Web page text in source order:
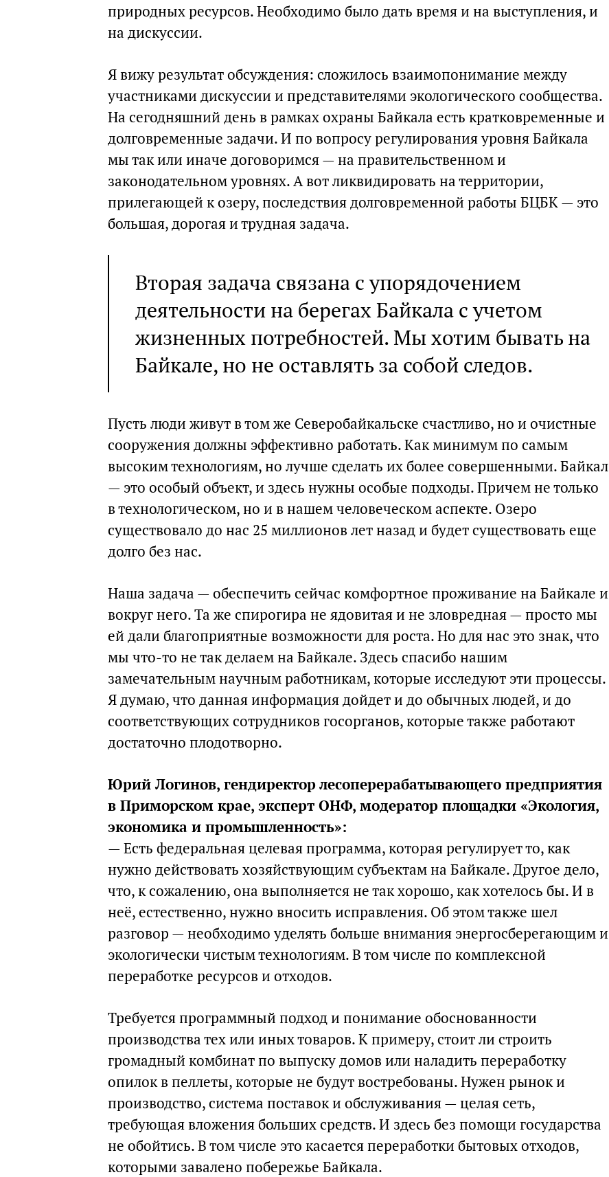
природных ресурсов. Необходимо было дать время и на выступления, и
на дискуссии.
Я вижу результат обсуждения: сложилось взаимопонимание между
участниками дискуссии и представителями экологического сообщества.
На сегодняшний день в рамках охраны Байкала есть кратковременные и
долговременные задачи. И по вопросу регулирования уровня Байкала
мы так или иначе договоримся — на правительственном и
законодательном уровнях. А вот ликвидировать на территории,
прилегающей к озеру, последствия долговременной работы БЦБК — это
большая, дорогая и трудная задача.
Вторая задача связана с упорядочением
деятельности на берегах Байкала с учетом
жизненных потребностей. Мы хотим бывать на
Байкале, но не оставлять за собой следов.
Пусть люди живут в том же Северобайкальске счастливо, но и очистные
сооружения должны эффективно работать. Как минимум по самым
высоким технологиям, но лучше сделать их более совершенными. Байкал
— это особый объект, и здесь нужны особые подходы. Причем не только
в технологическом, но и в нашем человеческом аспекте. Озеро
существовало до нас 25 миллионов лет назад и будет существовать еще
долго без нас.
Наша задача — обеспечить сейчас комфортное проживание на Байкале и
вокруг него. Та же спирогира не ядовитая и не зловредная — просто мы
ей дали благоприятные возможности для роста. Но для нас это знак, что
мы что-то не так делаем на Байкале. Здесь спасибо нашим
замечательным научным работникам, которые исследуют эти процессы.
Я думаю, что данная информация дойдет и до обычных людей, и до
соответствующих сотрудников госорганов, которые также работают
достаточно плодотворно.
Юрий Логинов, гендиректор лесоперерабатывающего предприятия
в Приморском крае, эксперт ОНФ, модератор площадки «Экология,
экономика и промышленность»:
— Есть федеральная целевая программа, которая регулирует то, как
нужно действовать хозяйствующим субъектам на Байкале. Другое дело,
что, к сожалению, она выполняется не так хорошо, как хотелось бы. И в
неё, естественно, нужно вносить исправления. Об этом также шел
разговор — необходимо уделять больше внимания энергосберегающим и
экологически чистым технологиям. В том числе по комплексной
переработке ресурсов и отходов.
Требуется программный подход и понимание обоснованности
производства тех или иных товаров. К примеру, стоит ли строить
громадный комбинат по выпуску домов или наладить переработку
опилок в пеллеты, которые не будут востребованы. Нужен рынок и
производство, система поставок и обслуживания — целая сеть,
требующая вложения больших средств. И здесь без помощи государства
не обойтись. В том числе это касается переработки бытовых отходов,
которыми завалено побережье Байкала.